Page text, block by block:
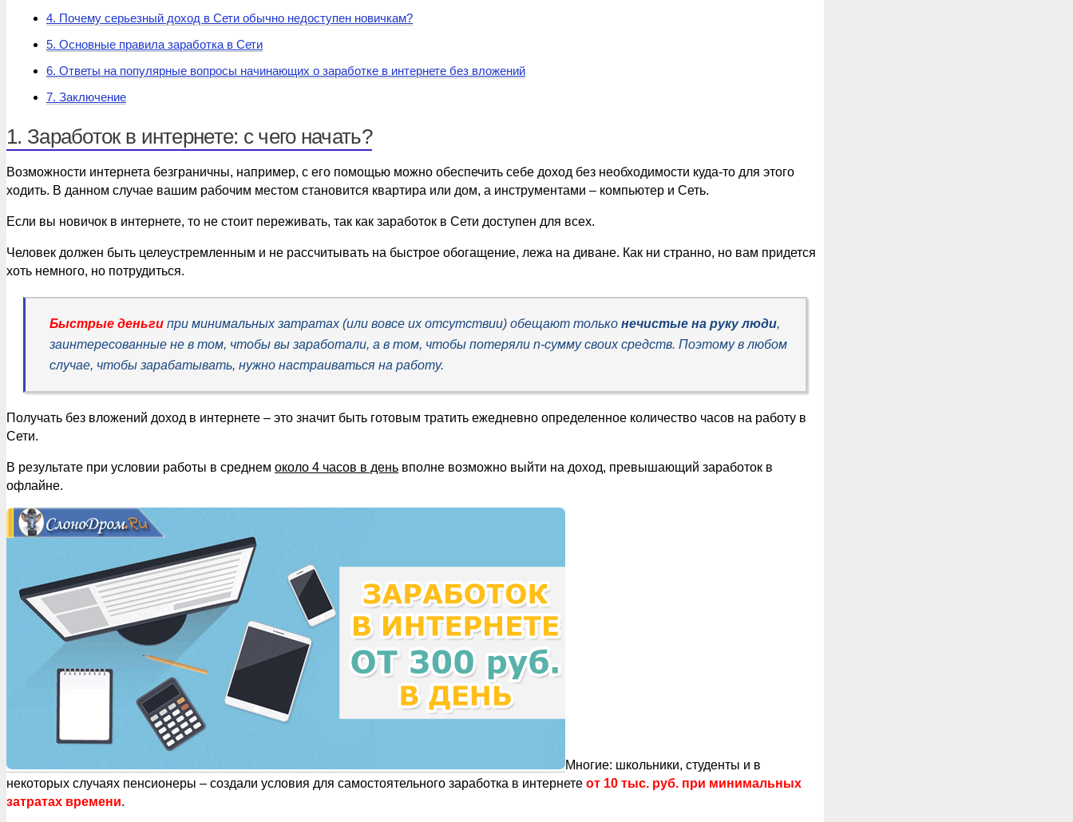
4. Почему серьезный доход в Сети обычно недоступен новичкам?
5. Основные правила заработка в Сети
6. Ответы на популярные вопросы начинающих о заработке в интернете без вложений
7. Заключение
1. Заработок в интернете: с чего начать?
Возможности интернета безграничны, например, с его помощью можно обеспечить себе доход без необходимости куда-то для этого
ходить. В данном случае вашим рабочим местом становится квартира или дом, а инструментами – компьютер и Сеть.
Если вы новичок в интернете, то не стоит переживать, так как заработок в Сети доступен для всех.
Человек должен быть целеустремленным и не рассчитывать на быстрое обогащение, лежа на диване. Как ни странно, но вам придется
хоть немного, но потрудиться.
Быстрые деньги при минимальных затратах (или вовсе их отсутствии) обещают только нечистые на руку люди,
заинтересованные не в том, чтобы вы заработали, а в том, чтобы потеряли n-сумму своих средств. Поэтому в любом
случае, чтобы зарабатывать, нужно настраиваться на работу.
Получать без вложений доход в интернете – это значит быть готовым тратить ежедневно определенное количество часов на работу в
Сети.
В результате при условии работы в среднем около 4 часов в день вполне возможно выйти на доход, превышающий заработок в
офлайне.
Многие: школьники, студенты и в
некоторых случаях пенсионеры – создали условия для самостоятельного заработка в интернете от 10 тыс. руб. при минимальных
затратах времени.